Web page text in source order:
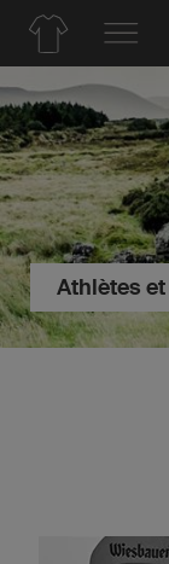
Athlètes